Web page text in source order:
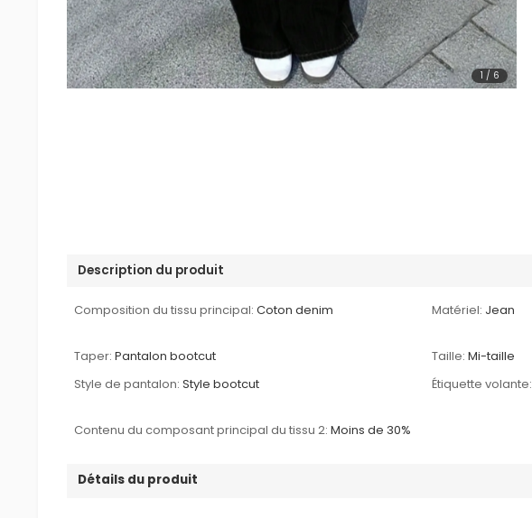
1 / 6
Description du produit
Composition du tissu principal: Coton denim Matériel: Jean
Taper: Pantalon bootcut Taille: Mi-taille
Style de pantalon: Style bootcut Étiquette volante:
Contenu du composant principal du tissu 2: Moins de 30%
Détails du produit